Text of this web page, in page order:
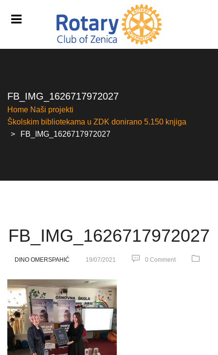
FB_IMG_1626717972027
Home Naši projekti
Školskim bibliotekama u ZDK donirano 5.150 knjiga
FB_IMG_1626717972027
FB_IMG_1626717972027
DINO OMERSPAHIĆ 19/07/2021 0 Comment